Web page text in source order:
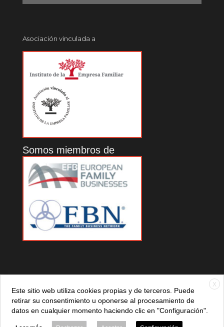
Asociación vinculada a
Somos miembros de
© 2021 ADEFAN. Todos los derechos reservados. 621 236
X
Este sitio web utiliza cookies propias y de terceros. Puede
retirar su consentimiento u oponerse al procesamiento de
datos en cualquier momento haciendo clic en "Configuración".